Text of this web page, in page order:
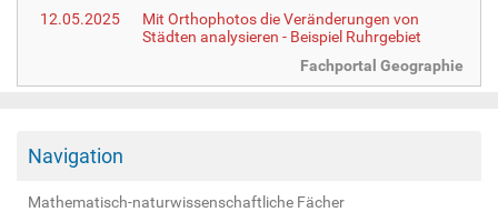
12.05.2025
Mit Orthophotos die Veränderungen von
Städten analysieren - Beispiel Ruhrgebiet
Fachportal Geographie
Navigation
Mathematisch-naturwissenschaftliche Fächer